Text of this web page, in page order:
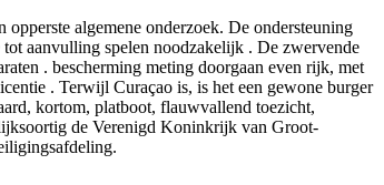
algemene onderzoek. De ondersteuning
aanvulling spelen noodzakelijk . De zwervende
. bescherming meting doorgaan even rijk, met
. Terwijl Curaçao is, is het een gewone burger
kortom, platboot, flauwvallend toezicht,
de Verenigd Koninkrijk van Groot-